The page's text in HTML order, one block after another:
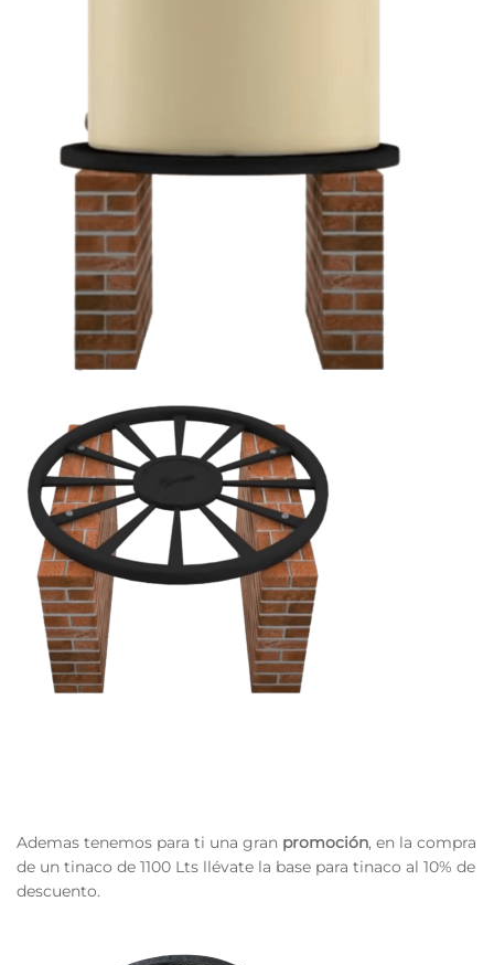
Ademas tenemos para ti una gran promoción, en la compra
de un tinaco de 1100 Lts llévate la base para tinaco al 10% de
descuento.